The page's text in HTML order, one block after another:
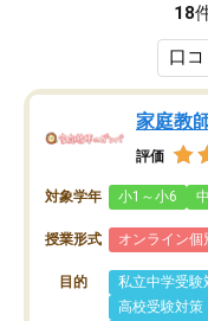
18
家庭教
評価
対象学年 小1～小6
授業形式 オンライン個
目的 私立中学受験
高校受験対策